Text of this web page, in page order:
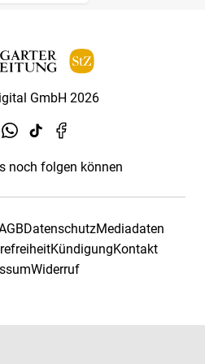
GmbH 2026
noch folgen können
DatenschutzMediadaten
KündigungKontakt
Widerruf